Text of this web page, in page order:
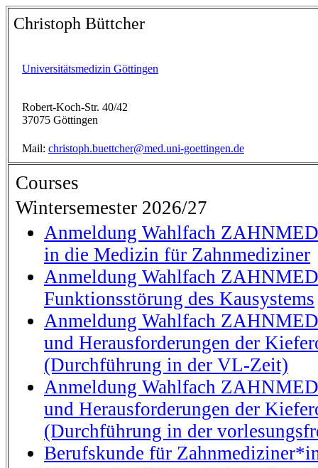
Christoph Büttcher
Universitätsmedizin Göttingen
Robert-Koch-Str. 40/42
37075 Göttingen
Mail: christoph.buettcher@med.uni-goettingen.de
Courses
Wintersemester 2026/27
Anmeldung Wahlfach
in die Medizin für Zahnmediziner
Anmeldung Wahlfach
Funktionsstörung des Kausystems
Anmeldung Wahlfach
und Herausforderungen der
(Durchführung in der VL-Zeit)
Anmeldung Wahlfach
und Herausforderungen der
(Durchführung in der
Berufskunde für